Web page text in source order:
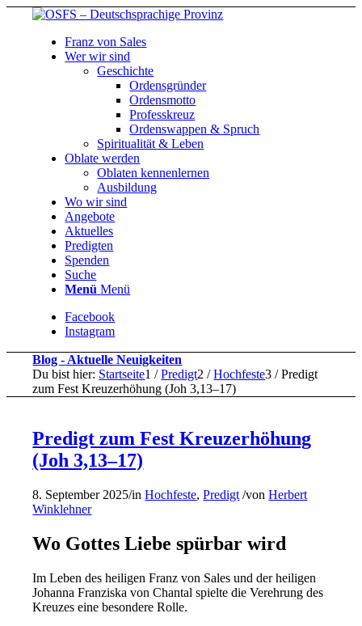
Franz von Sales
Wer wir sind
Geschichte
Ordensgründer
Ordensmotto
Professkreuz
Ordenswappen & Spruch
Spiritualität & Leben
Oblate werden
Oblaten kennenlernen
Ausbildung
Wo wir sind
Angebote
Aktuelles
Predigten
Spenden
Suche
Menü Menü
Facebook
Instagram
Blog - Aktuelle Neuigkeiten
Du bist hier: Startseite1 / Predigt2 / Hochfeste3 / Predigt
zum Fest Kreuzerhöhung (Joh 3,13–17)
Predigt zum Fest Kreuzerhöhung
(Joh 3,13–17)
8. September 2025/inHochfeste,Predigt /vonHerbert
Winklehner
Wo Gottes Liebe spürbar wird
Im Leben des heiligen Franz von Sales und der heiligen
Johanna Franziska von Chantal spielte die Verehrung des
Kreuzes eine besondere Rolle.